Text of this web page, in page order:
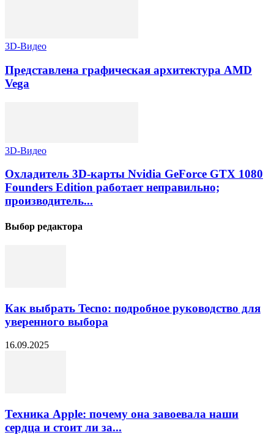
3D-Видео
Представлена графическая архитектура AMD
Vega
3D-Видео
Охладитель 3D-карты Nvidia GeForce GTX 1080
Founders Edition работает неправильно;
производитель...
Выбор редактора
Как выбрать Tecno: подробное руководство для
уверенного выбора
16.09.2025
Техника Apple: почему она завоевала наши
сердца и стоит ли за...